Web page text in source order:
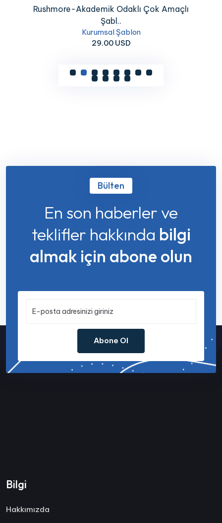
Rushmore-Akademik Odaklı Çok Amaçlı
Şabl..
Kurumsal Şablon
29.00 USD
Bülten
En son haberler ve
teklifler hakkında bilgi
almak için abone olun
Abone Ol
Bilgi
Hakkımızda